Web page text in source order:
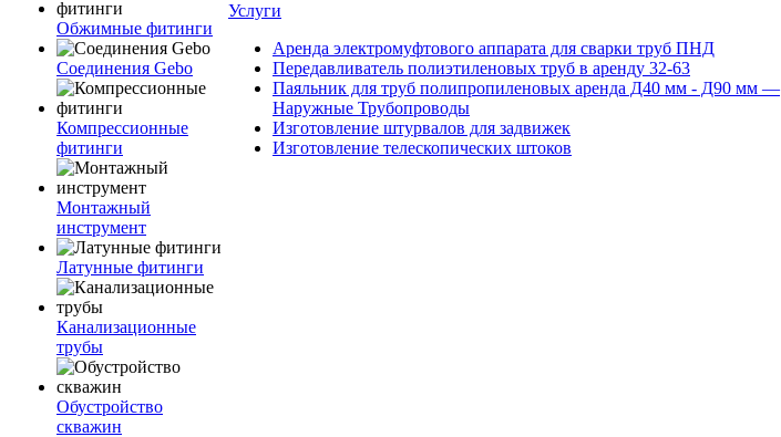
Обжимные фитинги
Соединения Gebo
Компрессионные
фитинги
Монтажный
инструмент
Латунные фитинги
Канализационные
трубы
Обустройство
скважин
Услуги
Аренда электромуфтового аппарата для сварки труб ПНД
Передавливатель полиэтиленовых труб в аренду 32-63
Паяльник для труб полипропиленовых аренда Д40 мм - Д90 мм —
Наружные Трубопроводы
Изготовление штурвалов для задвижек
Изготовление телескопических штоков